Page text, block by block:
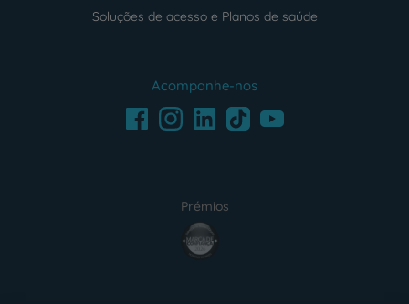
Soluções de acesso e Planos de saúde
Acompanhe-nos
FacebookInstagramLinkedInTikTokYoutube
Prémios
award4